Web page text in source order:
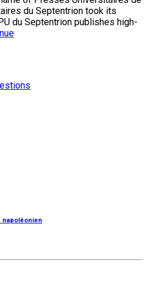
du Septentrion took its
du Septentrion publishes high-
napoléonien